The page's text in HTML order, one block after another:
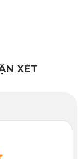
phù hợp với những
sau:
XÉT